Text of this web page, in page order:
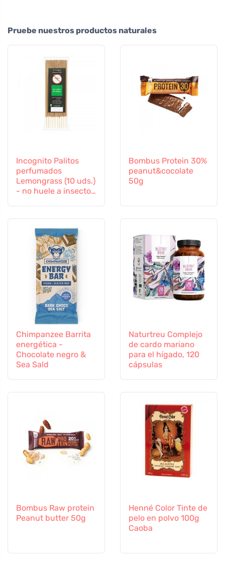
Pruebe nuestros productos naturales
Incognito Palitos
perfumados
Lemongrass (10 uds.)
- no huele a insectos
Bombus Protein 30%
peanut&cocolate
50g
Chimpanzee Barrita
energética -
Chocolate negro &
Sea Sald
Naturtreu Complejo
de cardo mariano
para el hígado, 120
cápsulas
Bombus Raw protein
Peanut butter 50g
Henné Color Tinte de
pelo en polvo 100g
Caoba